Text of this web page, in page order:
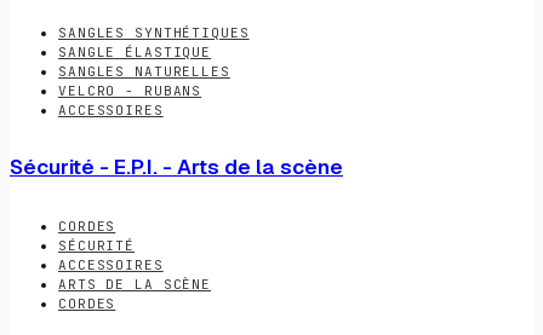
SANGLES SYNTHÉTIQUES
SANGLE ÉLASTIQUE
SANGLES NATURELLES
VELCRO - RUBANS
ACCESSOIRES
Sécurité - E.P.I. - Arts de la scène
CORDES
SÉCURITÉ
ACCESSOIRES
ARTS DE LA SCÈNE
CORDES